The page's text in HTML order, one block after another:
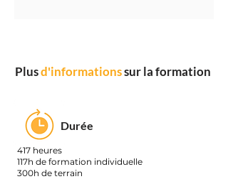
Plusd'informationssur la formation
Durée
417 heures
117h de formation individuelle
300h de terrain